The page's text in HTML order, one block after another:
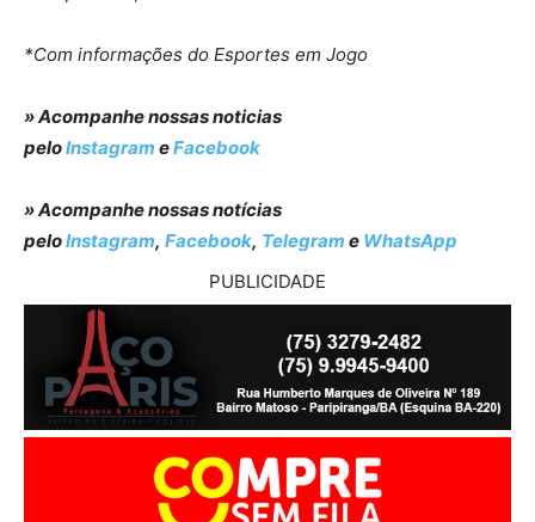
*Com informações do Esportes em Jogo
» Acompanhe nossas noticias
peloInstagram eFacebook
» Acompanhe nossas notícias
peloInstagram, Facebook, Telegram e WhatsApp
PUBLICIDADE